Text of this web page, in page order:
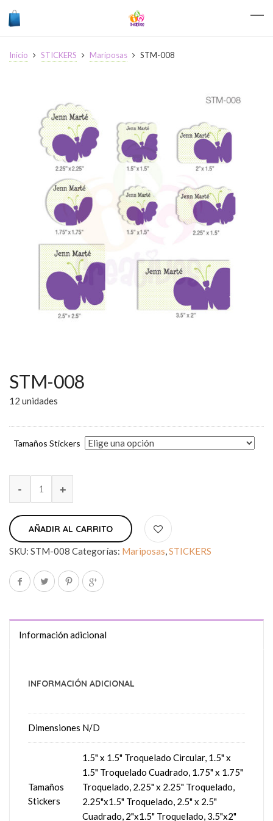
Inicio STICKERS Mariposas STM-008
STM-008
12 unidades
Tamaños Stickers
AÑADIR AL CARRITO
SKU: STM-008 Categorías: Mariposas,STICKERS
Información adicional
INFORMACIÓN ADICIONAL
Dimensiones N/D
Tamaños
Stickers
1.5" x 1.5" Troquelado Circular, 1.5" x
1.5" Troquelado Cuadrado, 1.75" x 1.75"
Troquelado, 2.25" x 2.25" Troquelado,
2.25"x1.5" Troquelado, 2.5" x 2.5"
Cuadrado, 2"x1.5" Troquelado, 3.5"x2"